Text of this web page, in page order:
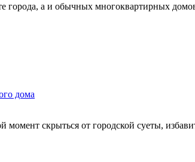
города, а и обычных многоквартирных
дома
скрыться от городской суеты,